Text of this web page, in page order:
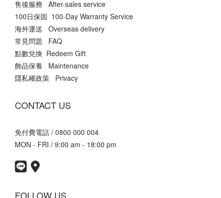
售後服務 After-sales service
100日保固 100-Day Warranty Service
海外運送 Overseas delivery
常見問題 FAQ
點數兌換 Redeem Gift
飾品保養 Maintenance
隱私權政策 Privacy
CONTACT US
免付費電話 / 0800 000 004
MON - FRI / 9:00 am - 18:00 pm
FOLLOW US